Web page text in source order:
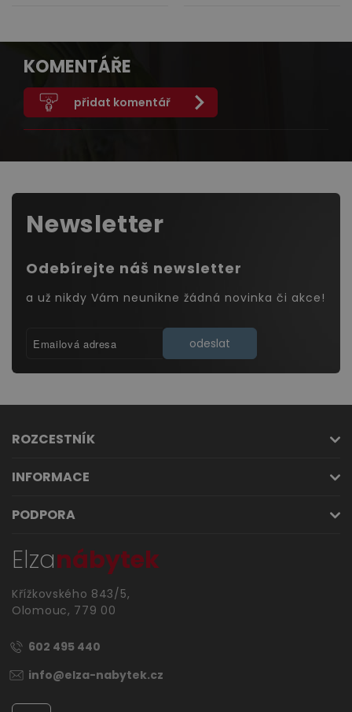
KOMENTÁŘE
přidat komentář
Newsletter
Odebírejte náš newsletter
a už nikdy Vám neunikne žádná novinka či akce!
odeslat
ROZCESTNÍK
INFORMACE
PODPORA
Elzanábytek
Křížkovského 843/5,
Olomouc, 779 00
602 495 440
info@elza-nabytek.cz